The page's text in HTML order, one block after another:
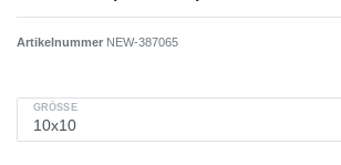
Artikelnummer NEW-387065
GRÖSSE